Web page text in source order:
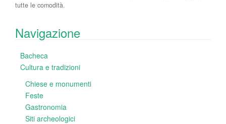
tutte le comodità.
Navigazione
Bacheca
Cultura e tradizioni
Chiese e monumenti
Feste
Gastronomia
Siti archeologici